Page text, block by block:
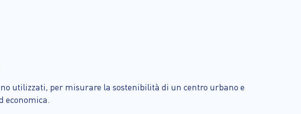
utilizzati, per misurare la sostenibilità di un centro urbano e
economica.